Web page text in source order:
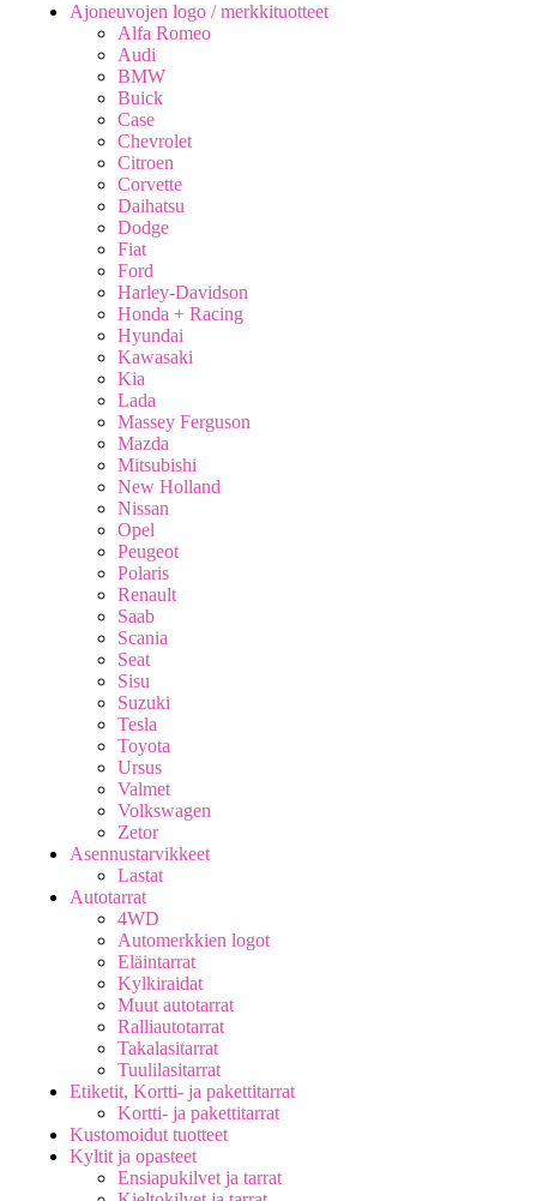
Ajoneuvojen logo / merkkituotteet
Alfa Romeo
Audi
BMW
Buick
Case
Chevrolet
Citroen
Corvette
Daihatsu
Dodge
Fiat
Ford
Harley-Davidson
Honda + Racing
Hyundai
Kawasaki
Kia
Lada
Massey Ferguson
Mazda
Mitsubishi
New Holland
Nissan
Opel
Peugeot
Polaris
Renault
Saab
Scania
Seat
Sisu
Suzuki
Tesla
Toyota
Ursus
Valmet
Volkswagen
Zetor
Asennustarvikkeet
Lastat
Autotarrat
4WD
Automerkkien logot
Eläintarrat
Kylkiraidat
Muut autotarrat
Ralliautotarrat
Takalasitarrat
Tuulilasitarrat
Etiketit, Kortti- ja pakettitarrat
Kortti- ja pakettitarrat
Kustomoidut tuotteet
Kyltit ja opasteet
Ensiapukilvet ja tarrat